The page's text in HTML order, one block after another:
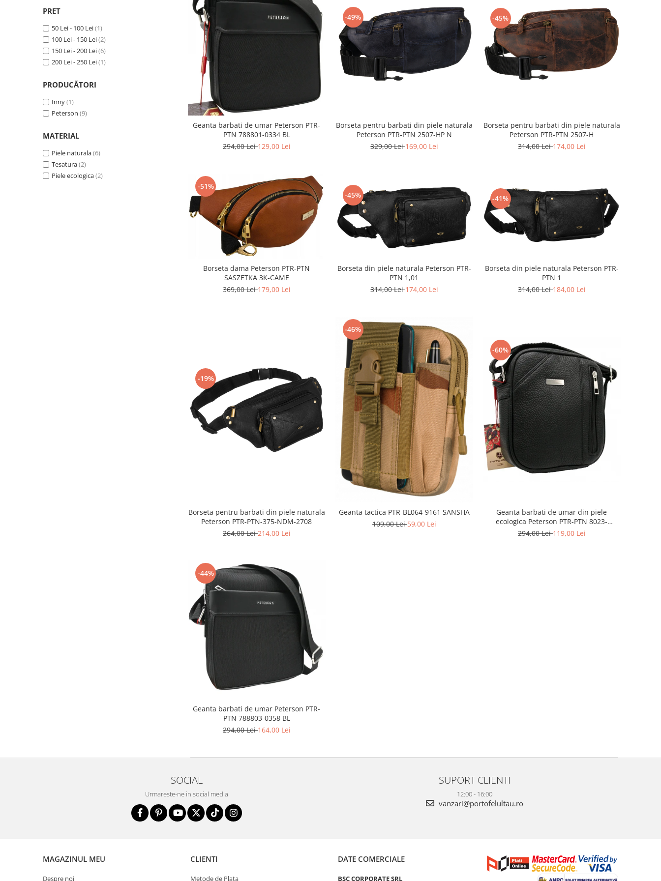
PRET
50 Lei - 100 Lei(1)
100 Lei - 150 Lei(2)
150 Lei - 200 Lei(6)
200 Lei - 250 Lei(1)
PRODUCĂTORI
Inny(1)
Peterson (9)
MATERIAL
Piele naturala(6)
Tesatura(2)
Piele ecologica(2)
Geanta barbati de umar Peterson PTR-
PTN 788801-0334 BL
294,00 Lei129,00 Lei
-49%
Borseta pentru barbati din piele naturala
Peterson PTR-PTN 2507-HP N
329,00 Lei169,00 Lei
-45%
Borseta pentru barbati din piele naturala
Peterson PTR-PTN 2507-H
314,00 Lei174,00 Lei
-51%
Borseta dama Peterson PTR-PTN
SASZETKA 3K-CAME
369,00 Lei179,00 Lei
-45%
Borseta din piele naturala Peterson PTR-
PTN 1,01
314,00 Lei174,00 Lei
-41%
Borseta din piele naturala Peterson PTR-
PTN 1
314,00 Lei184,00 Lei
-19%
Borseta pentru barbati din piele naturala
Peterson PTR-PTN-375-NDM-2708
264,00 Lei214,00 Lei
-46%
Geanta tactica PTR-BL064-9161 SANSHA
109,00 Lei59,00 Lei
-60%
Geanta barbati de umar din piele
ecologica Peterson PTR-PTN 8023-
MACRO-0303
294,00 Lei119,00 Lei
-44%
Geanta barbati de umar Peterson PTR-
PTN 788803-0358 BL
294,00 Lei164,00 Lei
SOCIAL
Urmareste-ne in social media
SUPORT CLIENTI
12:00 - 16:00
vanzari@portofelultau.ro
MAGAZINUL MEU
Despre noi
CLIENTI
Metode de Plata
DATE COMERCIALE
BSC CORPORATE SRL